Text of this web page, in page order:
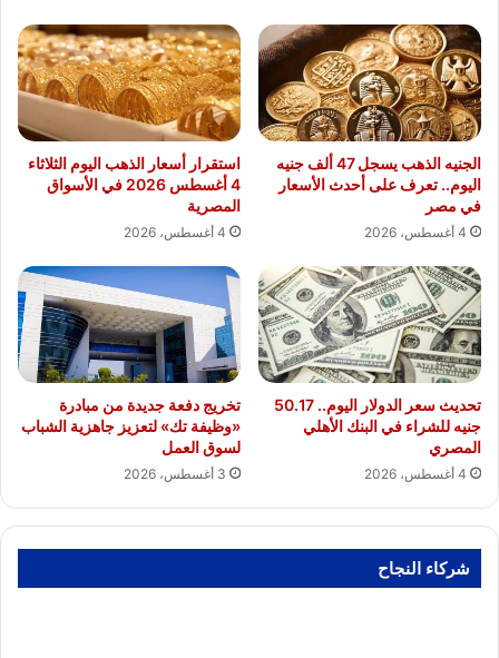
الجنيه الذهب يسجل 47 ألف جنيه
اليوم.. تعرف على أحدث الأسعار
في مصر
4 أغسطس، 2026
استقرار أسعار الذهب اليوم الثلاثاء
4 أغسطس 2026 في الأسواق
المصرية
4 أغسطس، 2026
تحديث سعر الدولار اليوم.. 50.17
جنيه للشراء في البنك الأهلي
المصري
4 أغسطس، 2026
تخريج دفعة جديدة من مبادرة
«وظيفة تك» لتعزيز جاهزية الشباب
لسوق العمل
3 أغسطس، 2026
شركاء النجاح